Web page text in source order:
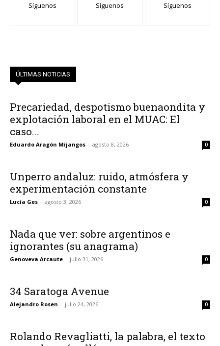
Síguenos Síguenos Síguenos
ÚLTIMAS NOTICIAS
Precariedad, despotismo buenaondita y
explotación laboral en el MUAC: El
caso...
Eduardo Aragón Mijangos - agosto 8, 2026 0
Unperro andaluz: ruido, atmósfera y
experimentación constante
Lucía Ges - agosto 3, 2026 0
Nada que ver: sobre argentinos e
ignorantes (su anagrama)
Genoveva Arcaute - julio 31, 2026 0
34 Saratoga Avenue
Alejandro Rosen - julio 24, 2026 0
Rolando Revagliatti, la palabra, el texto